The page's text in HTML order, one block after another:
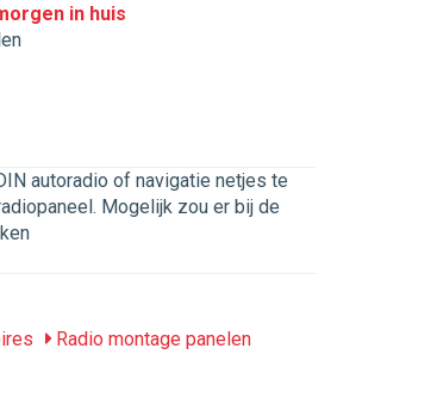
in huis
autoradio of navigatie netjes te
Mogelijk zou er bij de
Radio montage panelen